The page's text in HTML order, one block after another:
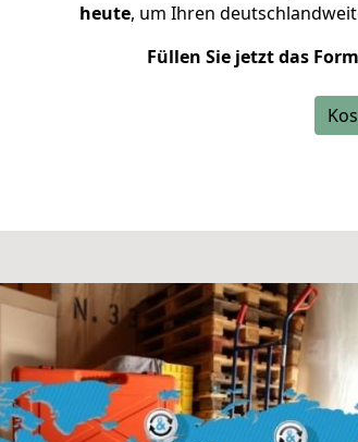
heute, um Ihren
Füllen Sie jetzt das